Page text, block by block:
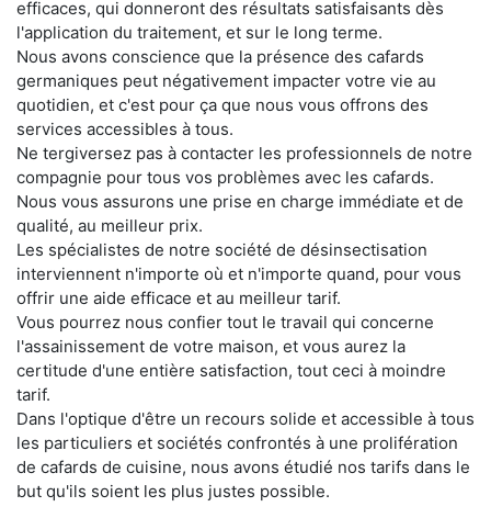
efficaces, qui donneront des résultats satisfaisants dès
l'application du traitement, et sur le long terme.
Nous avons conscience que la présence des cafards
germaniques peut négativement impacter votre vie au
quotidien, et c'est pour ça que nous vous offrons des
services accessibles à tous.
Ne tergiversez pas à contacter les professionnels de notre
compagnie pour tous vos problèmes avec les cafards.
Nous vous assurons une prise en charge immédiate et de
qualité, au meilleur prix.
Les spécialistes de notre société de désinsectisation
interviennent n'importe où et n'importe quand, pour vous
offrir une aide efficace et au meilleur tarif.
Vous pourrez nous confier tout le travail qui concerne
l'assainissement de votre maison, et vous aurez la
certitude d'une entière satisfaction, tout ceci à moindre
tarif.
Dans l'optique d'être un recours solide et accessible à tous
les particuliers et sociétés confrontés à une prolifération
de cafards de cuisine, nous avons étudié nos tarifs dans le
but qu'ils soient les plus justes possible.